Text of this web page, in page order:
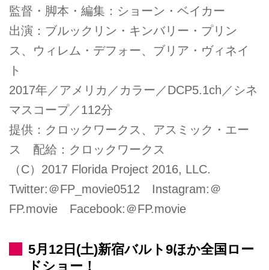
監督・脚本・編集：ショーン・ベイカー
出演：ブルックリン・キンバリー・プリン
ス、ウィレム・デフォー、ブリア・ヴィネイ
ト
2017年／アメリカ／カラー／DCP5.1ch／シネ
マスコープ／112分
提供：クロックワークス、アスミック・エー
ス 配給：クロックワークス
（C）2017 Florida Project 2016, LLC.
Twitter:＠FP_movie0512 Instagram:＠
FP.movie Facebook:＠FP.movie
5月12日(土)新宿バルト9ほか全国ロー
ドショー！